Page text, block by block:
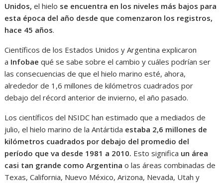
Unidos, el hielo se encuentra en los niveles más bajos para
esta época del año desde que comenzaron los registros,
hace 45 años.
Científicos de los Estados Unidos y Argentina explicaron
a Infobae qué se sabe sobre el cambio y cuáles podrían ser
las consecuencias de que el hielo marino esté, ahora,
alrededor de 1,6 millones de kilómetros cuadrados por
debajo del récord anterior de invierno, el año pasado.
Los científicos del NSIDC han estimado que a mediados de
julio, el hielo marino de la Antártida estaba 2,6 millones de
kilómetros cuadrados por debajo del promedio del
período que va desde 1981 a 2010. Esto significa un área
casi tan grande como Argentina o las áreas combinadas de
Texas, California, Nuevo México, Arizona, Nevada, Utah y